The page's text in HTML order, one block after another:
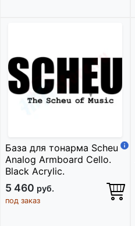
База для тонарма Scheu
Analog Armboard Cello.
Black Acrylic.
5 460 руб.
под заказ